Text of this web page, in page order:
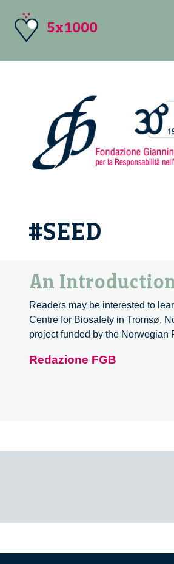
5x1000
#SEED
An
Readers may be interested to
Centre for Biosafety in Tromsø,
project funded by the Norwegian
Redazione FGB